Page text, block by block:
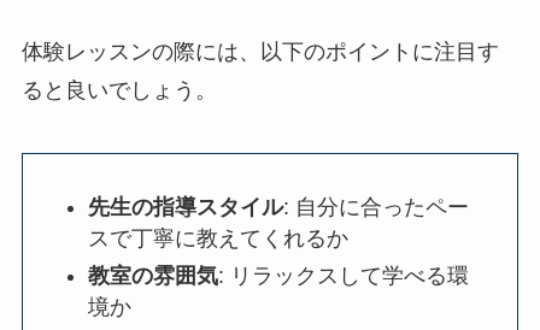
体験レッスンの際には、以下のポイントに注目す
ると良いでしょう。
先生の指導スタイル: 自分に合ったペー
スで丁寧に教えてくれるか
教室の雰囲気: リラックスして学べる環
境か